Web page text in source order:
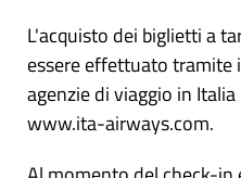
L'acquisto dei biglietti a
essere effettuato tramite
agenzie di viaggio in
www.ita-airways.com.